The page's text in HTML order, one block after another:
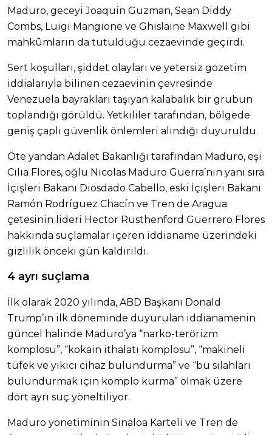
Maduro, geceyi Joaquin Guzman, Sean Diddy
Combs, Luigi Mangione ve Ghislaine Maxwell gibi
mahkûmların da tutulduğu cezaevinde geçirdi.
Sert koşulları, şiddet olayları ve yetersiz gözetim
iddialarıyla bilinen cezaevinin çevresinde
Venezuela bayrakları taşıyan kalabalık bir grubun
toplandığı görüldü. Yetkililer tarafından, bölgede
geniş çaplı güvenlik önlemleri alındığı duyuruldu.
Öte yandan Adalet Bakanlığı tarafından Maduro, eşi
Cilia Flores, oğlu Nicolas Maduro Guerra’nın yanı sıra
İçişleri Bakanı Diosdado Cabello, eski İçişleri Bakanı
Ramón Rodríguez Chacín ve Tren de Aragua
çetesinin lideri Hector Rusthenford Guerrero Flores
hakkında suçlamalar içeren iddianame üzerindeki
gizlilik önceki gün kaldırıldı.
4 ayrı suçlama
İlk olarak 2020 yılında, ABD Başkanı Donald
Trump’ın ilk döneminde duyurulan iddianamenin
güncel halinde Maduro’ya “narko-terörizm
komplosu”, “kokain ithalatı komplosu”, “makineli
tüfek ve yıkıcı cihaz bulundurma” ve “bu silahları
bulundurmak için komplo kurma” olmak üzere
dört ayrı suç yöneltiliyor.
Maduro yönetiminin Sinaloa Karteli ve Tren de